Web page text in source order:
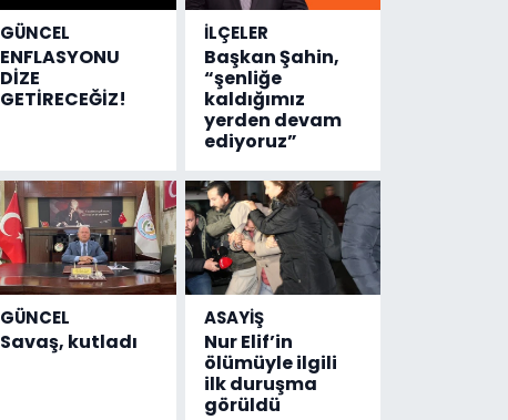
GÜNCEL
ENFLASYONU
DİZE
GETİRECEĞİZ!
İLÇELER
Başkan Şahin,
“şenliğe
kaldığımız
yerden devam
ediyoruz”
GÜNCEL
Savaş, kutladı
ASAYİŞ
Nur Elif’in
ölümüyle ilgili
ilk duruşma
görüldü